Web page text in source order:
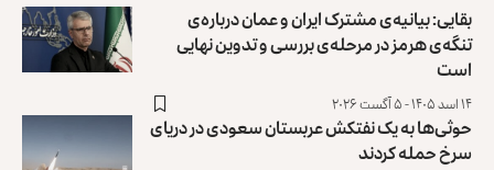
بقایی: بیانیه‌ی مشترک ایران و عمان درباره‌ی
تنگه‌ی هرمز در مرحله‌ی بررسی و تدوین نهایی
است
۱۴ اسد ۱۴۰۵ - ۵ آگست ۲۰۲۶
حوثی‌ها به یک نفتکش عربستان سعودی در دریای
سرخ حمله کردند